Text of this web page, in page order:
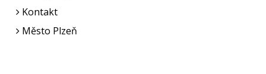
Kontakt
Město Plzeň